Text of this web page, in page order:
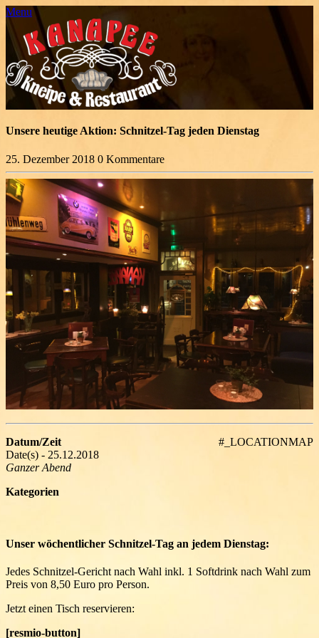
Menu
Unsere heutige Aktion: Schnitzel-Tag jeden Dienstag
25. Dezember 2018 0 Kommentare
#_LOCATIONMAP
Datum/Zeit
Date(s) - 25.12.2018
Ganzer Abend
Kategorien
Unser wöchentlicher Schnitzel-Tag an jedem Dienstag:
Jedes Schnitzel-Gericht nach Wahl inkl. 1 Softdrink nach Wahl zum
Preis von 8,50 Euro pro Person.
Jetzt einen Tisch reservieren:
[resmio-button]